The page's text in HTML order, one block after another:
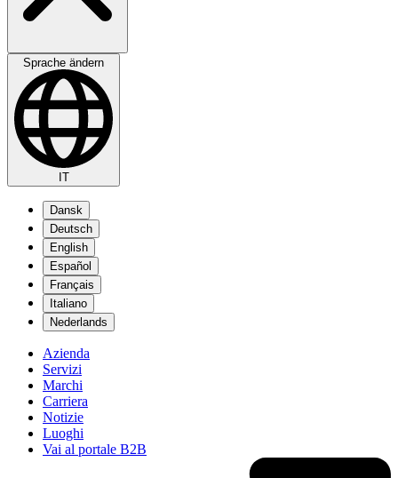
Sprache ändern
IT
Dansk
Deutsch
English
Español
Français
Italiano
Nederlands
Azienda
Servizi
Marchi
Carriera
Notizie
Luoghi
Vai al portale B2B